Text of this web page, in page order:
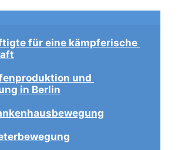
für eine kämpferische
und
in Berlin